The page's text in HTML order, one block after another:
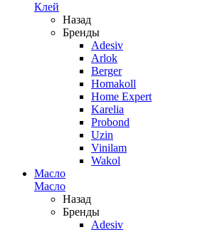
Клей
Назад
Бренды
Adesiv
Arlok
Berger
Homakoll
Home Expert
Karelia
Probond
Uzin
Vinilam
Wakol
Масло
Масло
Назад
Бренды
Adesiv